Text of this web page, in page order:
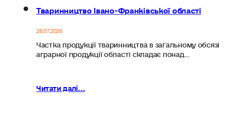
Тваринництво Івано-Франківської області
28.07.2026
Частка продукції тваринництва в загальному обсязі
аграрної продукції області складає понад…
Читати далі...